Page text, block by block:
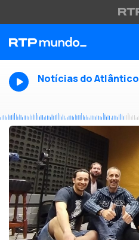
Notícias do Atlântico